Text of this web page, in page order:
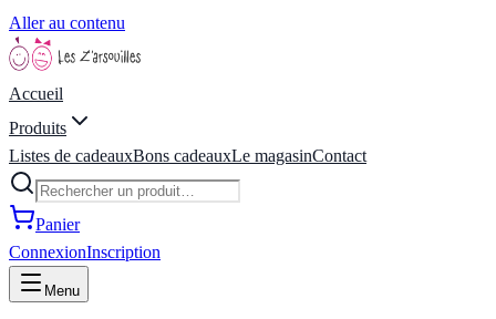
Aller au contenu
Accueil
Produits
Listes de cadeauxBons cadeauxLe magasinContact
Panier
ConnexionInscription
Menu